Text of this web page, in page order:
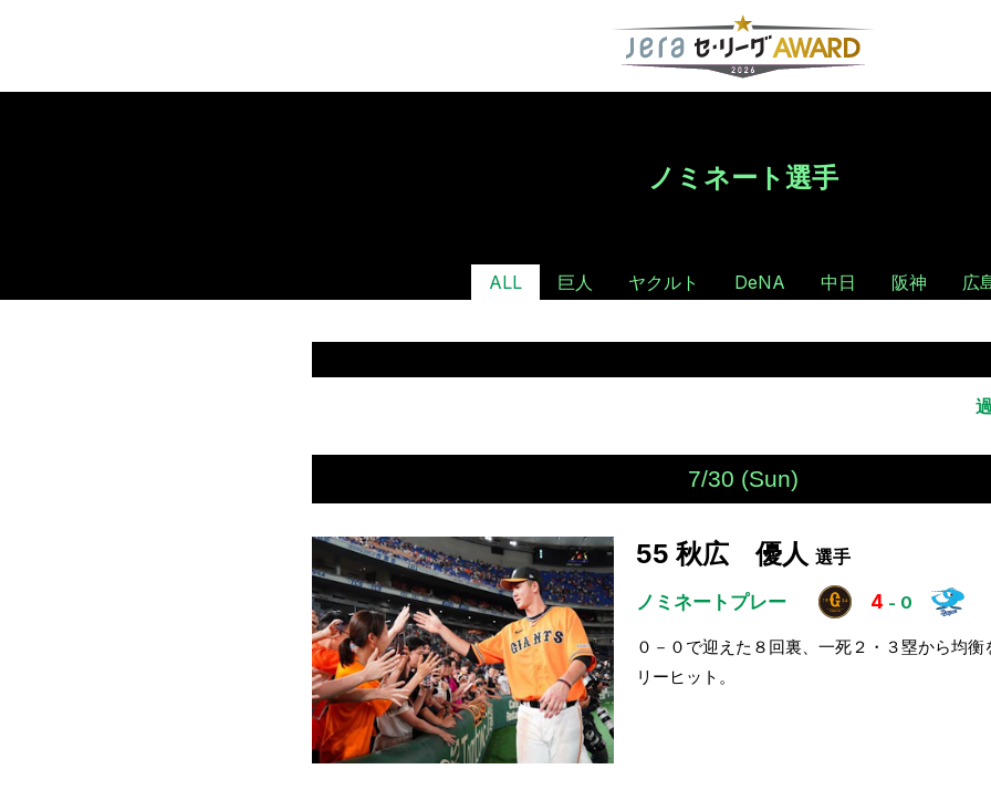
ノミネート選手
ALL 巨人 ヤクルト DeNA 中日 阪神 広
7/30 (Sun)
55 秋広 優人 選手
ノミネートプレー 4 - 0
０－０で迎えた８回裏、一死２・３塁から均
リーヒット。